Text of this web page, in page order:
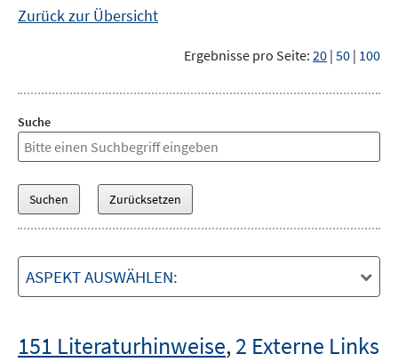
Zurück zur Übersicht
Ergebnisse pro Seite: 20 | 50 | 100
Suche
ASPEKT AUSWÄHLEN:
151 Literaturhinweise,2 Externe Links